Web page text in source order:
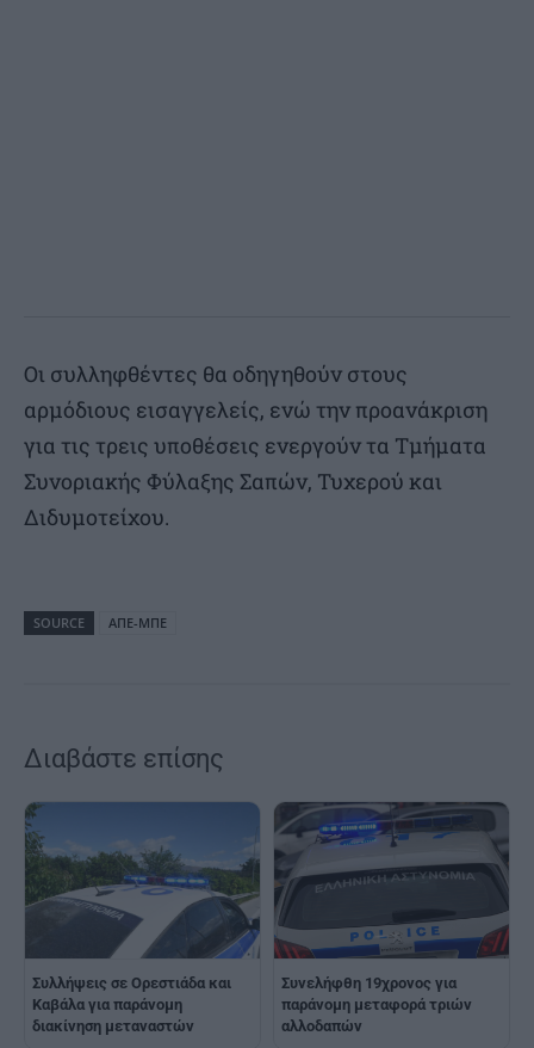
Οι συλληφθέντες θα οδηγηθούν στους
αρμόδιους εισαγγελείς, ενώ την προανάκριση
για τις τρεις υποθέσεις ενεργούν τα Τμήματα
Συνοριακής Φύλαξης Σαπών, Τυχερού και
Διδυμοτείχου.
SOURCE ΑΠΕ-ΜΠΕ
Διαβάστε επίσης
Συλλήψεις σε Ορεστιάδα και
Καβάλα για παράνομη
διακίνηση μεταναστών
Συνελήφθη 19χρονος για
παράνομη μεταφορά τριών
αλλοδαπών